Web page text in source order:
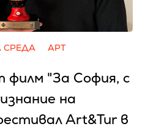
СРЕДА АРТ
филм "За София, с
на
Art&Tur в